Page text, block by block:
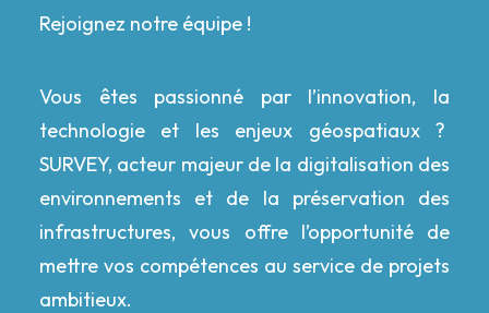
Rejoignez notre équipe !
Vous êtes passionné par l’innovation, la
technologie et les enjeux géospatiaux ?
SURVEY, acteur majeur de la digitalisation des
environnements et de la préservation des
infrastructures, vous offre l’opportunité de
mettre vos compétences au service de projets
ambitieux.